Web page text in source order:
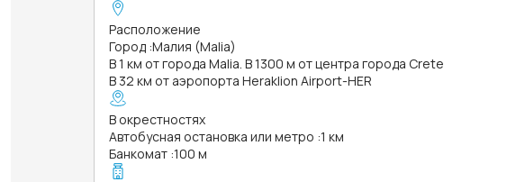
Расположение
Город :Малия (Malia)
В 1 км от города Malia. В 1300 м от центра города Crete
В 32 км от аэропорта Heraklion Airport-HER
В окрестностях
Автобусная остановка или метро :1 км
Банкомат :100 м